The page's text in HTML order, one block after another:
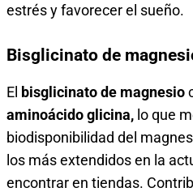
estrés y favorecer el sueño.
Bisglicinato de
El bisglicinato de magnesio
aminoácido glicina, lo que
biodisponibilidad del
los más extendidos en la
encontrar en tiendas.